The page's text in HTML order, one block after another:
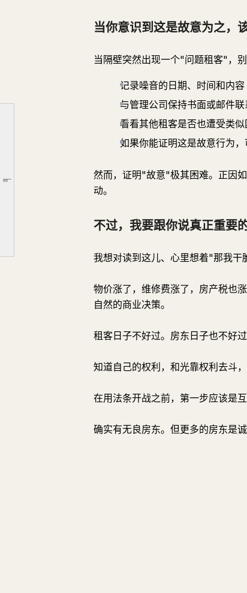
《旨在保护租客的法律，竟成了驱逐租客的武器》
你可以拒绝涨租，这是真的。
这是我亲耳听到、亲眼看到的
不过，我要跟你说真正重要的部分
当你意识到这是故意为之，
当隔壁突然出现一个"问题租客"，别
记录噪音的日期、时间和内容
与管理公司保持书面或邮件
看看其他租客是否也遭受类似
如果你能证明这是故意行为
然而，证明"故意"极其困难。正因
动。
不过，我要跟你说真正重要
我想对读到这儿、心里想着"那我干
物价涨了，维修费涨了，房产税也
自然的商业决策。
租客日子不好过。房东日子也不好
知道自己的权利，和光靠权利去斗，
在用法条开战之前，第一步应该是
确实有无良房东。但更多的房东是